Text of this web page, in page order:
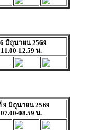
มิถุนายน 2569
12.59 น.
9 มิถุนายน 2569
08.59 น.